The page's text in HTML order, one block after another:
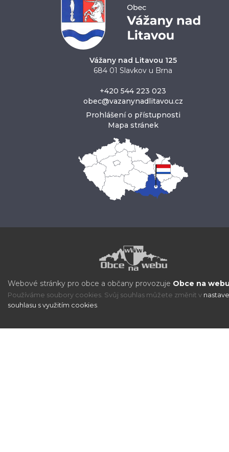
Vážany nad Litavou 125
684 01 Slavkov u Brna
+420 544 223 023
obec@vazanynadlitavou.cz
Prohlášení o přístupnosti
Mapa stránek
Webové stránky pro obce a občany provozuje Obce na
Používáme soubory cookies. Svůj souhlas můžete změnit v
souhlasu s využitím cookies